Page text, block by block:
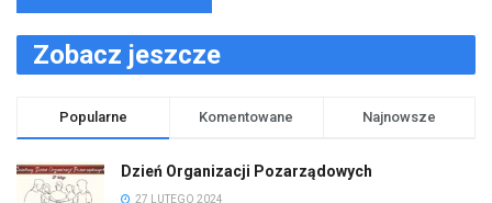
Zobacz jeszcze
Popularne Komentowane Najnowsze
Dzień Organizacji Pozarządowych
27 LUTEGO 2024